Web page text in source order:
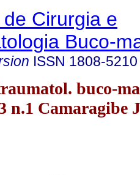
Cirurgia e
Buco-
ISSN 1808-5210
buco-
n.1 Camaragibe